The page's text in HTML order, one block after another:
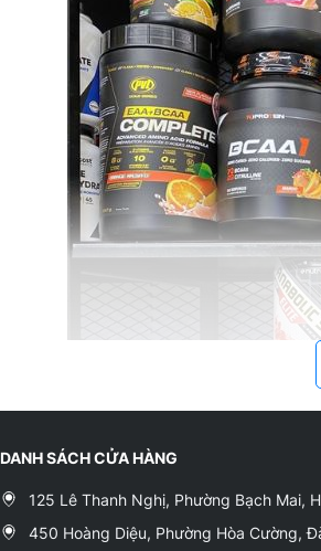
DANH SÁCH CỬA HÀNG
125 Lê Thanh Nghị, Phường Bạch Mai,
450 Hoàng Diệu, Phường Hòa Cường,